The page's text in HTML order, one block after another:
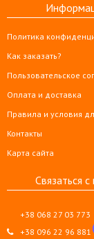
Политика
Как заказать?
Пользовательское
Оплата и доставка
Правила и условия
Контакты
Карта сайта
Связаться
+38 068 27 03 773
+38 096 22 96 881